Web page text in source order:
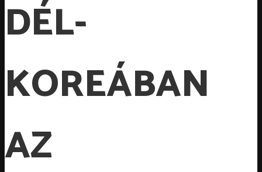
DÉL-
KOREÁBAN
AZ